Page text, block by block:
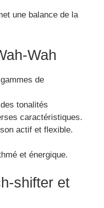
une balance de la
Wah
de
tonalités
caractéristiques.
actif et flexible.
et énergique.
shifter et